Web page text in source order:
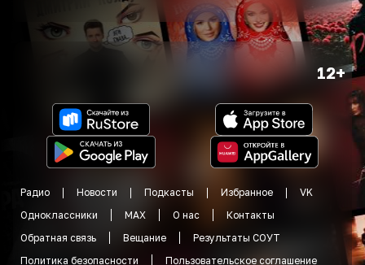
12+
Радио Новости Подкасты Избранное
VK
Одноклассники
MAX О нас
Контакты
Обратная связь
Вещание
Результаты СОУТ
Политика безопасности
Пользовательское соглашение